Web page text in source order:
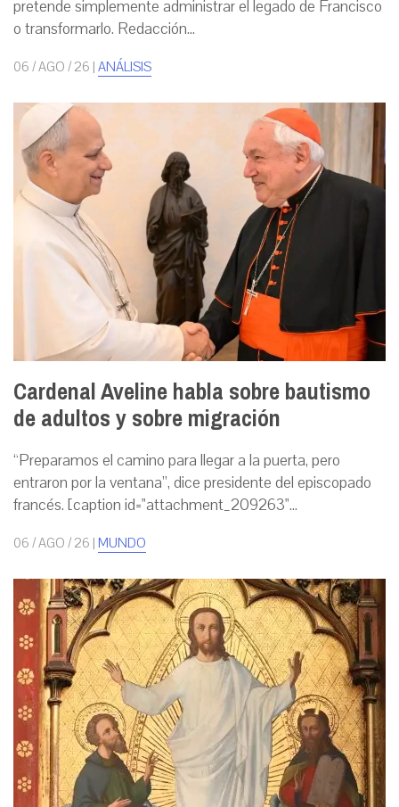
pretende simplemente administrar el legado de Francisco
o transformarlo. Redacción...
06 / AGO / 26 | ANÁLISIS
Cardenal Aveline habla sobre bautismo
de adultos y sobre migración
“Preparamos el camino para llegar a la puerta, pero
entraron por la ventana”, dice presidente del episcopado
francés. [caption id="attachment_209263"...
06 / AGO / 26 | MUNDO